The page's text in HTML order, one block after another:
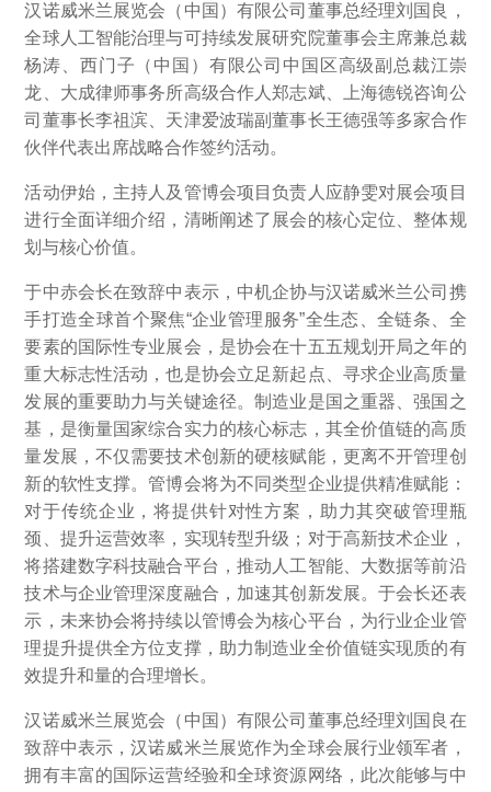
汉诺威米兰展览会（中国）有限公司董事总经理刘国良，
全球人工智能治理与可持续发展研究院董事会主席兼总裁
杨涛、西门子（中国）有限公司中国区高级副总裁江崇
龙、大成律师事务所高级合作人郑志斌、上海德锐咨询公
司董事长李祖滨、天津爱波瑞副董事长王德强等多家合作
伙伴代表出席战略合作签约活动。
活动伊始，主持人及管博会项目负责人应静雯对展会项目
进行全面详细介绍，清晰阐述了展会的核心定位、整体规
划与核心价值。
于中赤会长在致辞中表示，中机企协与汉诺威米兰公司携
手打造全球首个聚焦“企业管理服务”全生态、全链条、全
要素的国际性专业展会，是协会在十五五规划开局之年的
重大标志性活动，也是协会立足新起点、寻求企业高质量
发展的重要助力与关键途径。制造业是国之重器、强国之
基，是衡量国家综合实力的核心标志，其全价值链的高质
量发展，不仅需要技术创新的硬核赋能，更离不开管理创
新的软性支撑。管博会将为不同类型企业提供精准赋能：
对于传统企业，将提供针对性方案，助力其突破管理瓶
颈、提升运营效率，实现转型升级；对于高新技术企业，
将搭建数字科技融合平台，推动人工智能、大数据等前沿
技术与企业管理深度融合，加速其创新发展。于会长还表
示，未来协会将持续以管博会为核心平台，为行业企业管
理提升提供全方位支撑，助力制造业全价值链实现质的有
效提升和量的合理增长。
汉诺威米兰展览会（中国）有限公司董事总经理刘国良在
致辞中表示，汉诺威米兰展览作为全球会展行业领军者，
拥有丰富的国际运营经验和全球资源网络，此次能够与中